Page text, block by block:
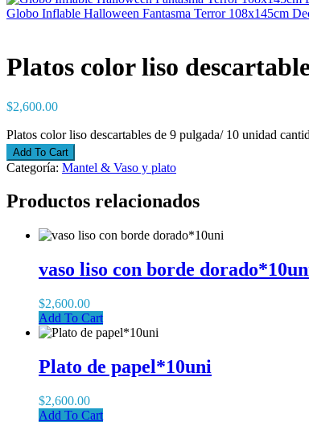
Globo Inflable Halloween Fantasma Terror 108x145cm
Platos color liso
$2,600.00
Platos color liso descartables de 9 pulgada/ 10 unidad
Add To Cart
Categoría: Mantel & Vaso y plato
Productos relacionados
vaso liso con borde
$2,600.00
Add To Cart
Plato de papel*10uni
$2,600.00
Add To Cart